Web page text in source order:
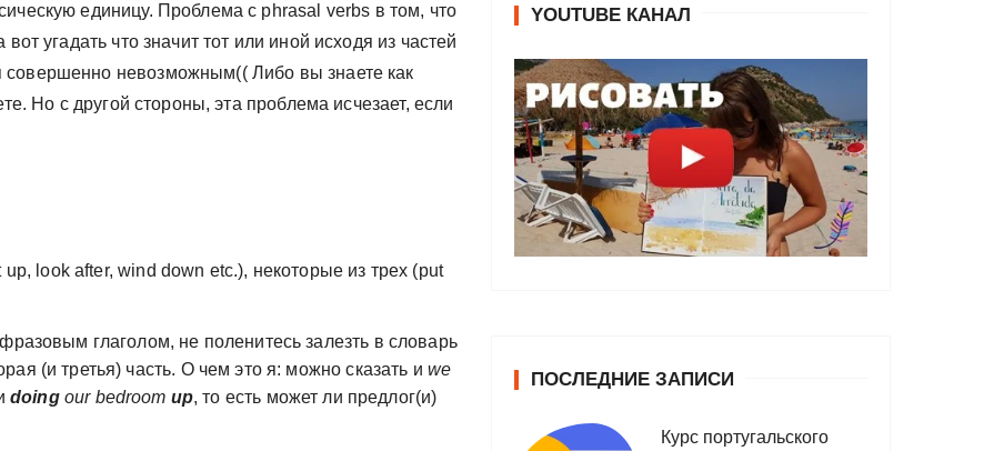
единицу. Проблема с phrasal verbs в том, что
угадать что значит тот или иной исходя из частей
совершенно невозможным(( Либо вы знаете как
Но с другой стороны, эта проблема исчезает, если
up, look after, wind down etc.), некоторые из трех (put
глаголом, не поленитесь залезть в словарь
(и третья) часть. О чем это я: можно сказать и we
doingour bedroom up, то есть может ли предлог(и)
YOUTUBE КАНАЛ
ПОСЛЕДНИЕ ЗАПИСИ
Курс португальского